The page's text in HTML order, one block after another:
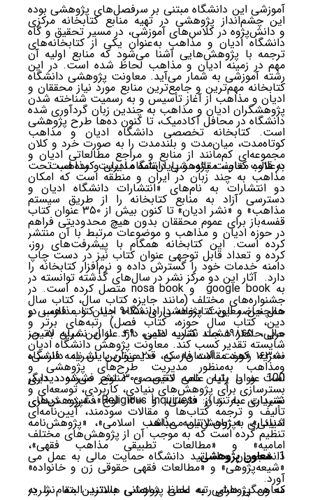
آموزشی این دانشگاه مبتنی بر سرفصل‌های پژوهشی بوده
و دانش‌­پژوه در کلاس‌های آموزشی، در مسیر تحقیق و گاه
ترجمه با پژوهش‌هایی آشنا می‌شود که منابع اولیه آن
رشته آموزشی به شمار می‌­آید. معاونت پژوهشی دانشگاه
ادیان و مذاهب از آغاز تأسیس و به رسمیت شناخته شدن
دانشگاه در محافل آکادمیک، تا کنون ده­‌ها طرح پژوهشی
کوتاه‌مدت، میان‌مدت و بلندمدت را به صورت خرد و کلان
در قالب کتاب، مقاله، و پایان‌نامه مدیریت کرده است.
این چشم­‌انداز پژوهشی در تهیه منابع کتابخانه مرکزی
دانشگاه ادیان و مذاهب به‌عنوان یکی از کتابخانه‌­های
مهم در زمینه ادیان و مذاهب لحاظ شده است. در این
کتابخانه مهم‌ترین و جامع­‌ترین منابع مورد نیاز محققان و
پژوهشگران ادیان و مذاهب به چندین زبان گردآوری شده
است. کتابخانه تخصصی دانشگاه ادیان و مذاهب
مجموعه‌ای کم‌مانند از منابع و مراجع مطالعاتی ادیان و
مذاهب به چند زبان در ایران و منطقه است که امکان
دسترسی آزاد به منابع کتابخانه را از طریق سیستم
قفسه‌باز برای عموم محققان بدون هیچ محدودیتی فراهم
کرده است. این کتابخانه همگام با پیشرفت‌های روز،
دامنه خدمات خود را گسترش داده و نرم‌افزار کتابخانه را
به google book و nosa book متصل کرده است. در
حال حاضر این کتابخانه دارای ۹۰۱۵۰ جلد کتاب فارسی و
عربی، ۱۹۸۴۵ جلد کتاب لاتین، ۴۹ عنوان نشریه لاتین،
۱۶۳۰۰۰ رکورد مقالات فارسی، ۲۰۰ عنوان پایان نامه فارسی،
100 عنوان پایان نامه لاتین، ۳۰۰۰ لوح فشرده دیداری
شنیداری به زبان فارسی، و ۱۲۰۰ لوح فشرده دیداری
شنیداری به زبان لاتین می‌­باشد.
به‌علاوه معاونت پژوهشی دانشگاه ادیان و مذاهب تحت
دو انتشارات به نام­‌های «انتشارات دانشگاه ادیان و
مذاهب» و «نشر ادیان» تا کنون بیش از ۳۵۰ عنوان کتاب
در حوزه ادیان و مذاهب و موضوعات مرتبط با آن منتشر
کرده و تعداد قابل توجهی عنوان کتاب نیز در دست چاپ
دارد. آثار این دو مرکز نشر در سال‌های گذشته توانسته در
جشنواره­‌های مختلف (مانند جایزه کتاب سال، کتاب سال
دین، کتاب سال حوزه، کتاب فصل) رتبه‌­های برتر و
شایسته تقدیر کسب کند. معاونت پژوهش دانشگاه ادیان
ومذاهب به‌منظور مدیریت طرح‌های پژوهشی و
بسترسازی برای پژوهش‌های بنیادی، کاربردی، توسعه‌ای و
تألیف و ترجمه کتاب‌ها و مقالات سودمند، آیین‌نامه‌ای
تنظیم کرده است که به موجب آن از پژوهش‌های مختلف
دانشجویان و اساتید دانشگاه حمایت مالی به عمل می­‌
آورد.
همچنین معاونت پژوهشی دانشگاه ادیان و مذاهب در
حال حاضر هشت نشریه علمی دارد. از این میان به جز
نشریه «هفت آسمان» که قدیمی‌ترین نشریه دانشگاه
است و با رتبه علمی تخصصی منتشر می‌شود، دیگر
نشریات عبارتند از: «Religious Inquiries»، «پژوهش‌های
ادیانی»، «پژوهش‌نامه مذاهب اسلامی»، «پژوهش‌نامه
امامیه» و «مطالعات تطبیقی مذاهب فقهی»،
«شیعه‌پژوهی» و «مطالعات فقهی حقوقی زن و خانواده»
که همگی دارای رتبه علمی پژوهشی هستند. البته نشریه
معاون پژوهشی
معاون پژوهشی به لحاظ سازمانی بالاترین مقام را در